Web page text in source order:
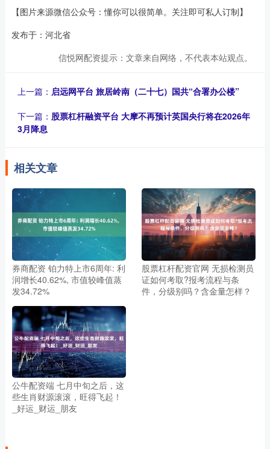
【图片来源微信公众号：懂你可以很简单。关注即可私人订制】
发布于：河北省
信悦网配资提示：文章来自网络，不代表本站观点。
上一篇： 启远网平台 旅居岭南（二十七）国共“合署办公楼”
下一篇： 股票杠杆融资平台 大摩不再预计英国央行将在2026年
3月降息
相关文章
券商配资 铂力特上市6周年: 利
润增长40.62%, 市值较峰值蒸
发34.72%
股票杠杆配资官网 无损检测员
证如何考取?报考流程与条
件，分级别吗？含金量怎样？
公牛配资端 七月中旬之后，这
些生肖财源滚滚，旺得飞起！
_好运_财运_朋友